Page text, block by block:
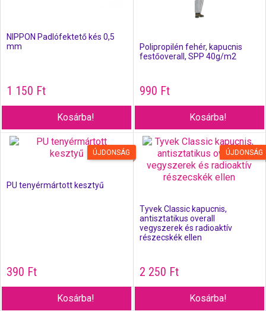
NIPPON Padlófektető kés 0,5
mm
1 150 Ft
Kosárba!
Polipropilén fehér, kapucnis
festőoverall, SPP 40g/m2
990 Ft
Kosárba!
ÚJDONSÁG
PU tenyérmártott kesztyű
390 Ft
Kosárba!
ÚJDONSÁG
Tyvek Classic kapucnis,
antisztatikus overall
vegyszerek és radioaktív
részecskék ellen
2 250 Ft
Kosárba!